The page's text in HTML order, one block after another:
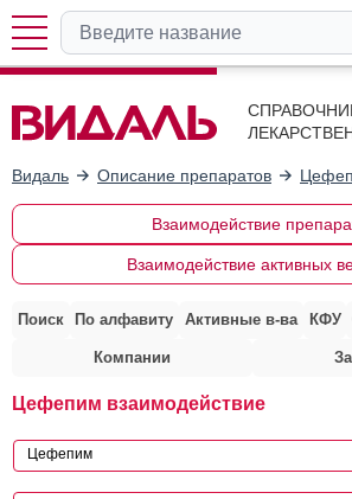
Видаль Описание препаратов
Взаимодействие
Взаимодействие активных
Поиск По алфавиту Активные в-ва КФУ
Компании
Цефепим взаимодействие